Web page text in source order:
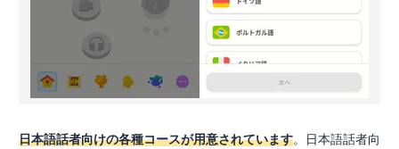
日本語話者向けの各種コースが用意されています。日本語話者向